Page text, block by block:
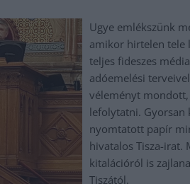
Ugye emlékszünk
amikor hirtelen tele
teljes fideszes
adóemelési
véleményt
lefolytatni. Gyorsan
nyomtatott papír
hivatalos Tisza-irat.
kitalációról is
Tiszától.